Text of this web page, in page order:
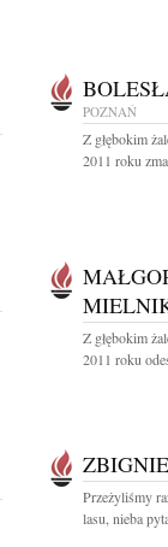
POZNAŃ
Z głębokim
2011 roku
Z głębokim
2011 roku
Przeżyliśmy
lasu, nieba